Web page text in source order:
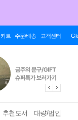
카트 주문/배송 고객센터
추천도서 대량/법인